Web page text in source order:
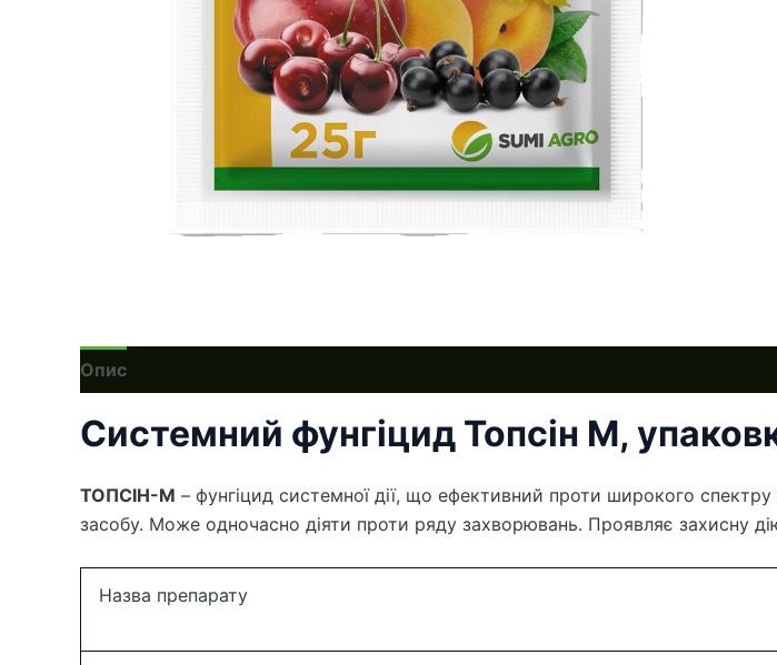
Опис
Системний фунгіцид Топсін М,
ТОПСІН-М – фунгіцид системної дії, що ефективний проти широкого
засобу. Може одночасно діяти проти ряду захворювань. Проявляє захисну
Назва препарату